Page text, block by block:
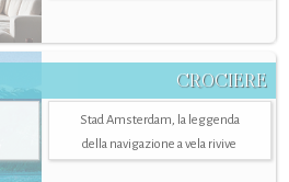
CROCIERE
Stad Amsterdam, la leggenda
della navigazione a vela rivive